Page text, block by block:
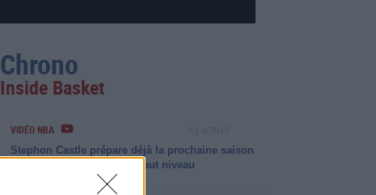
Chrono
Inside Basket
VIDÉO NBA
Stephon Castle prépare déjà la prochaine saison
avec un entraînement de haut niveau